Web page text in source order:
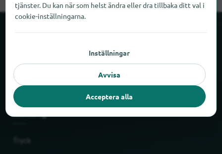
Om locabee
Fakta och siffror
Partner
tjänster. Du kan när som helst ändra eller dra tillbaka ditt val i
cookie-inställningarna.
Inställningar
Avvisa
Acceptera alla